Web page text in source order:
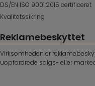
DS/EN ISO 9001:2015 certificeret
Kvalitetssikring
Reklamebeskyttet
Virksomheden er
uopfordrede salgs- eller